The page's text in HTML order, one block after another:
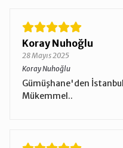
Koray Nuhoğlu
28 Mayıs 2025
Koray Nuhoğlu
Gümüşhane'den
Mükemmel..